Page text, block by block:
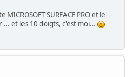
SURFACE PRO et le
et les 10 doigts, c'est moi...